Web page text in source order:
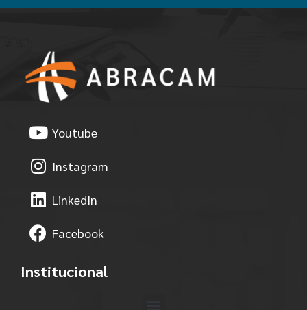
Youtube
Instagram
LinkedIn
Facebook
Institucional